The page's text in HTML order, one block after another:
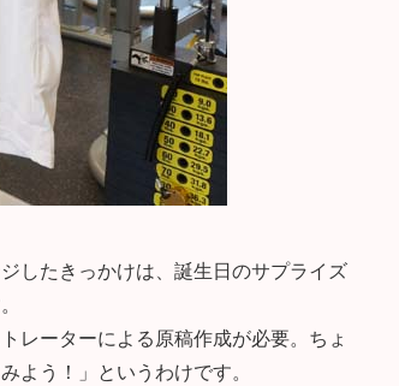
したきっかけは、誕生日のサプライズ
レーターによる原稿作成が必要。ちょ
よう！」というわけです。